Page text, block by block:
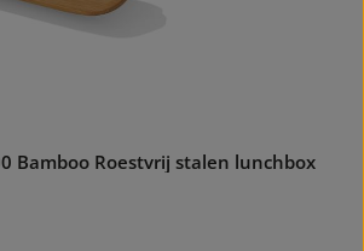
Bamboo Roestvrij stalen lunchbox